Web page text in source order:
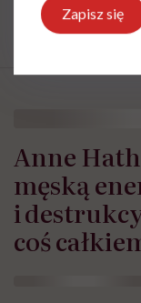
Anne
męską
i
coś
Zapisz się